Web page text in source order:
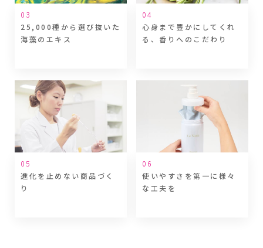
25,000種から選び抜いた
海藻のエキス
心身まで豊かにしてくれ
る、 香りへのこだわり
進化を止めない商品づく
り
使いやすさを第一に様々
な工夫を